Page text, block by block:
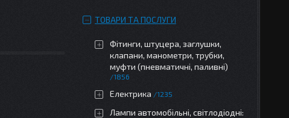
ТОВАРИ ТА ПОСЛУГИ
Фітинги, штуцера, заглушки,
клапани, манометри, трубки,
муфти (пневматичні, паливні)
1856
Електрика 1235
Лампи автомобільні, світлодіодні: